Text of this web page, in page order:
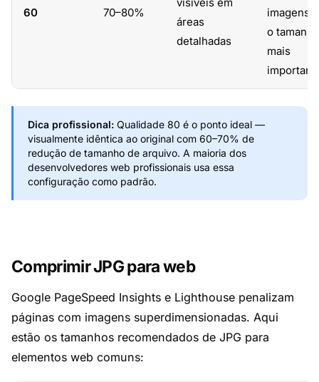
60 70–80%
áreas
detalhadas
imagens
o
mais
Dica profissional: Qualidade 80 é o ponto ideal —
visualmente idêntica ao original com 60–70% de
redução de tamanho de arquivo. A maioria dos
desenvolvedores web profissionais usa essa
configuração como padrão.
Comprimir JPG para web
Google PageSpeed Insights e Lighthouse penalizam
páginas com imagens superdimensionadas. Aqui
estão os tamanhos recomendados de JPG para
elementos web comuns: